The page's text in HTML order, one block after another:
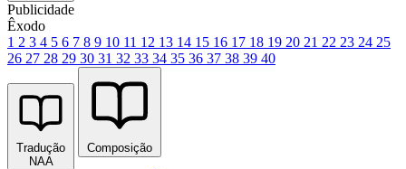
Publicidade
Êxodo
1 2 3 4 5 6 7 8 9 10 11 12 13 14 15 16 17 18 19 20 21 22 23 24 25
26 27 28 29 30 31 32 33 34 35 36 37 38 39 40
Tradução
NAA
Composição